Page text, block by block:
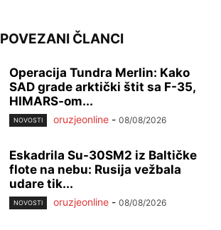
POVEZANI ČLANCI
Operacija Tundra Merlin: Kako
SAD grade arktički štit sa F-35,
HIMARS-om...
NOVOSTI oruzjeonline - 08/08/2026
Eskadrila Su-30SM2 iz Baltičke
flote na nebu: Rusija vežbala
udare tik...
NOVOSTI oruzjeonline - 08/08/2026